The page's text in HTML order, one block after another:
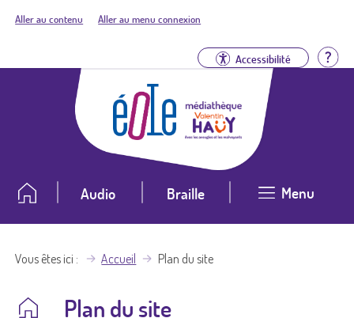
Aller au contenu Aller au menu connexion
Accessibilité
Audio Braille Menu
Vous êtes ici Accueil Plan du site
Plan du site